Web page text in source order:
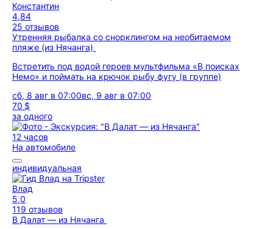
Константин
4,84
25 отзывов
Утренняя рыбалка со снорклингом на необитаемом
пляже (из Нячанга)
Встретить под водой героев мультфильма «В поисках
Немо» и поймать на крючок рыбу фугу (в группе)
сб, 8 авг в 07:00вс, 9 авг в 07:00
70 $
за одного
12 часов
На автомобиле
индивидуальная
Влад
5,0
119 отзывов
В Далат — из Нячанга